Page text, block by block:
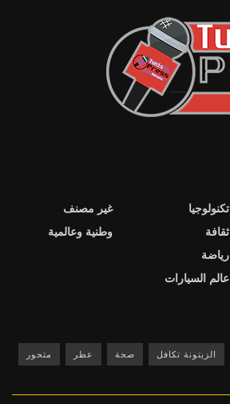
تكنولوجيا
ثقافة
رياضة
عالم السيارات
غير مصنف
وطنية وعالمية
الزيتونة تكافل صحة عطر متحور